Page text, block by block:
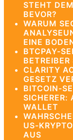
STEHT
BEVOR?
WARUM
EINE
BTCPAY-
CLARITY
GESETZ
BITCOIN-
SICHERER:
WALLET
US-
AUS